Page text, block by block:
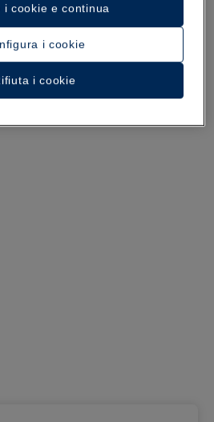
i cookie
i cookie
i cookie e continua